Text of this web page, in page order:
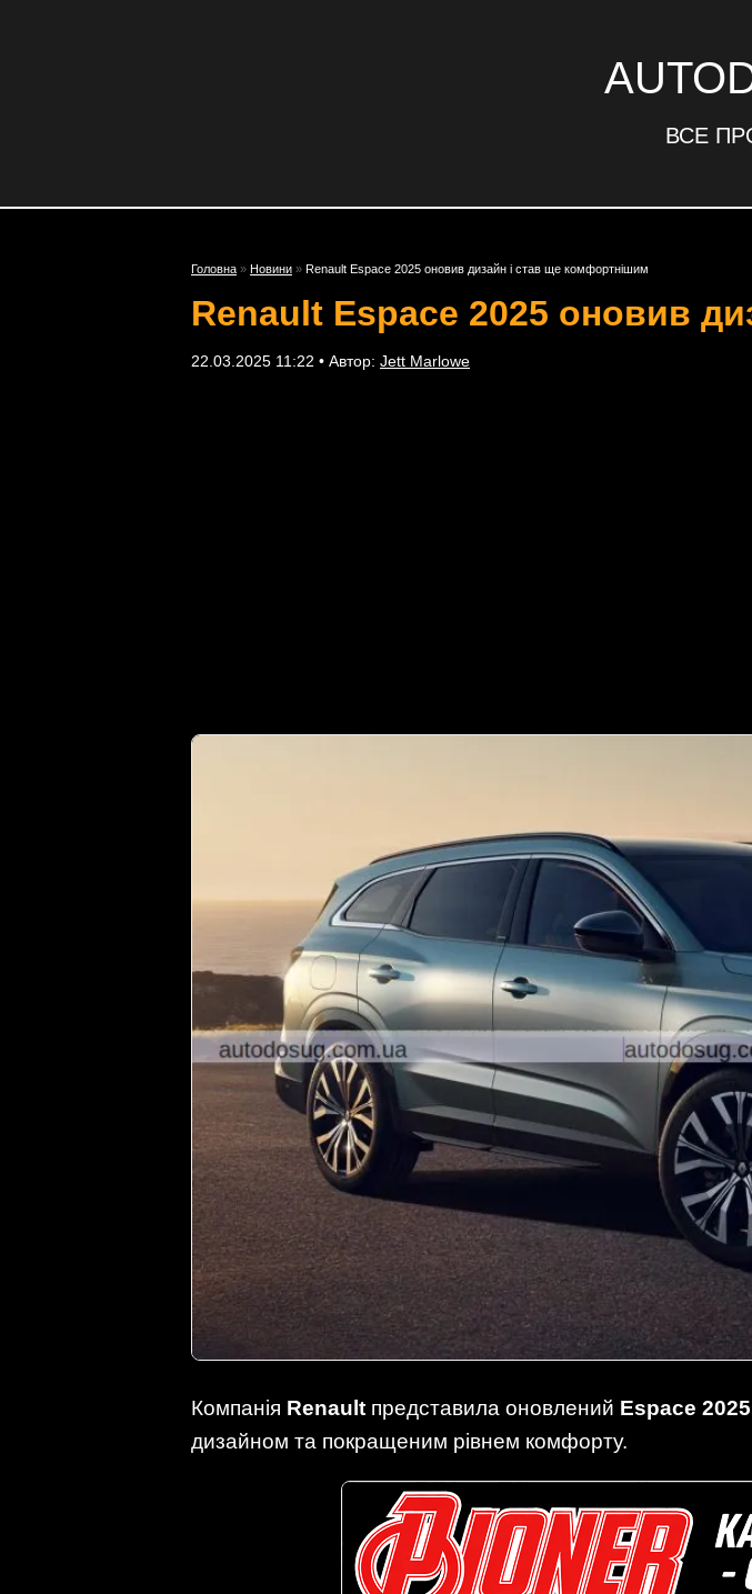
ВСЕ
Головна » Новини » Renault Espace 2025 оновив дизайн і став ще комфортнішим
Renault Espace 2025 оновив
22.03.2025 11:22 • Автор: Jett Marlowe
Компанія Renault представила оновлений Espace 2025
дизайном та покращеним рівнем комфорту.